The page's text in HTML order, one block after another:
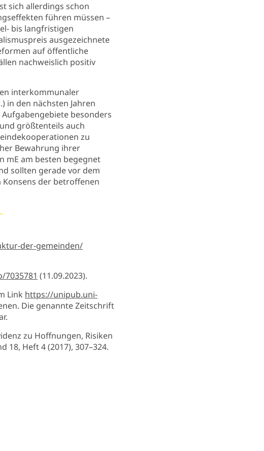
sich allerdings schon
führen müssen –
bis langfristigen
ausgezeichnete
auf öffentliche
nachweislich positiv
interkommunaler
in den nächsten Jahren
besonders
größtenteils auch
zu
Bewahrung ihrer
mE am besten begegnet
sollten gerade vor dem
der betroffenen
der-gemeinden/
(11.09.2023).
Link https://unipub.uni-
Die genannte Zeitschrift
zu Hoffnungen, Risiken
Heft 4 (2017), 307–324.